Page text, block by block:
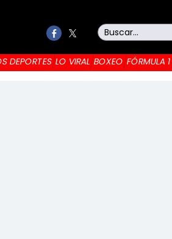
DEPORTES LO VIRAL BOXEO FÓRMULA 1